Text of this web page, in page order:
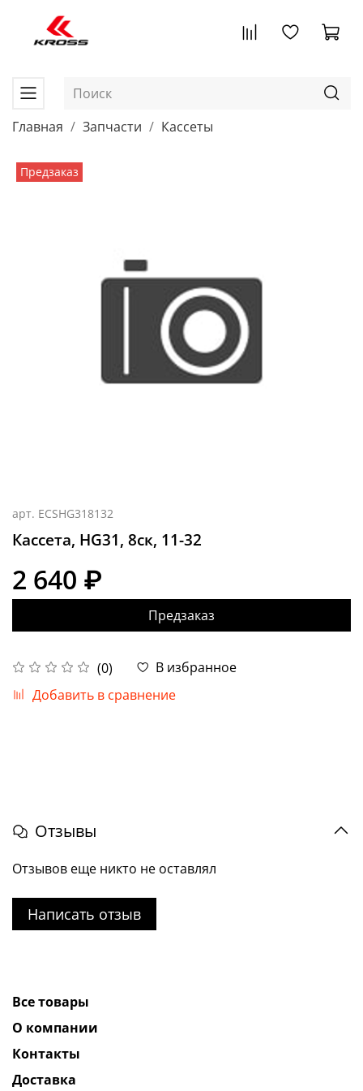
Главная Запчасти Кассеты
Предзаказ
арт. ECSHG318132
Кассета, HG31, 8ск, 11-32
(0)
В избранное
Добавить в сравнение
2 640 ₽
Предзаказ
Отзывы
Отзывов еще никто не оставлял
Написать отзыв
Все товары
О компании
Контакты
Доставка